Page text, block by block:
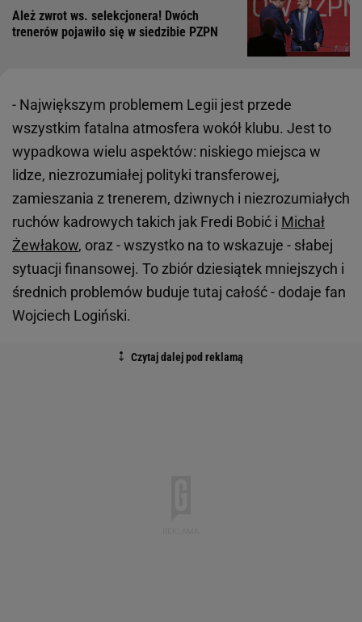
Ależ zwrot ws. selekcjonera! Dwóch
trenerów pojawiło się w siedzibie PZPN
- Największym problemem Legii jest przede
wszystkim fatalna atmosfera wokół klubu. Jest to
wypadkowa wielu aspektów: niskiego miejsca w
lidze, niezrozumiałej polityki transferowej,
zamieszania z trenerem, dziwnych i niezrozumiałych
ruchów kadrowych takich jak Fredi Bobić i Michał
Żewłakow, oraz - wszystko na to wskazuje - słabej
sytuacji finansowej. To zbiór dziesiątek mniejszych i
średnich problemów buduje tutaj całość - dodaje fan
Wojciech Logiński.